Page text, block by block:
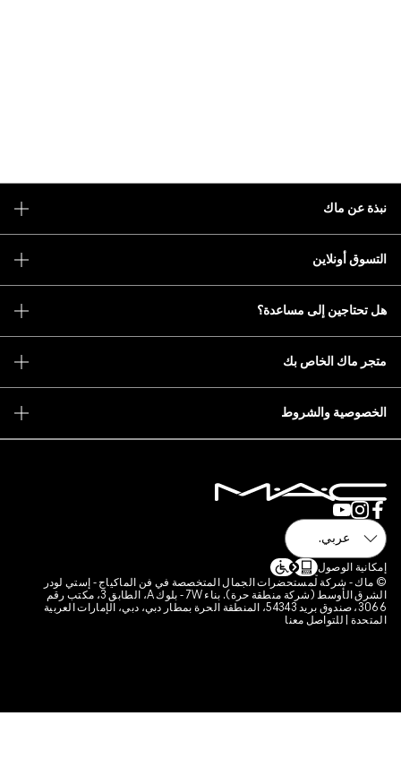
فن الماكياج - إستي لودر
الشرق الأوسط (شركة منطقة حرة). بناء 7W - بلوك A، الطابق 3، مكتب رقم
الحرة بمطار دبي، دبي، الإمارات العربية